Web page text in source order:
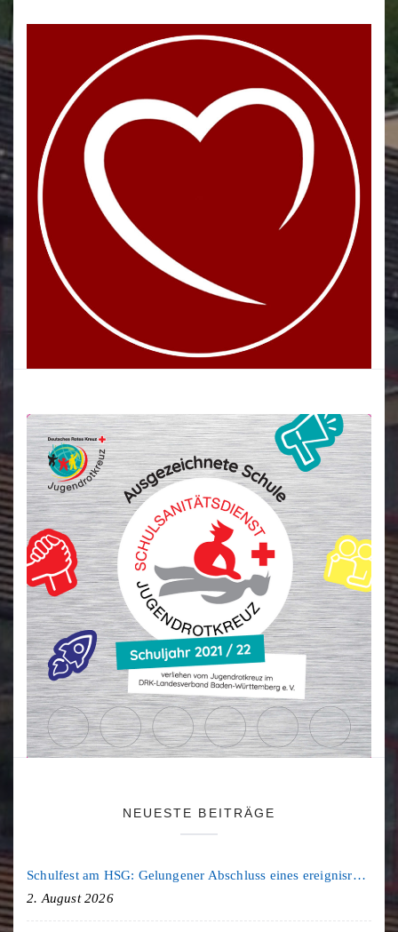
NEUESTE BEITRÄGE
Schulfest am HSG: Gelungener Abschluss eines ereignisreichen Schuljahres
2. August 2026